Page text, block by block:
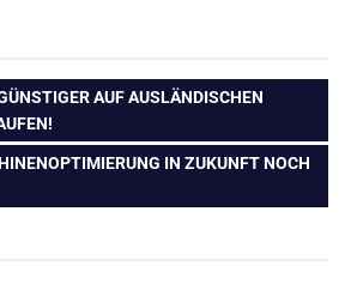
AUF AUSLÄNDISCHEN
IN ZUKUNFT NOCH